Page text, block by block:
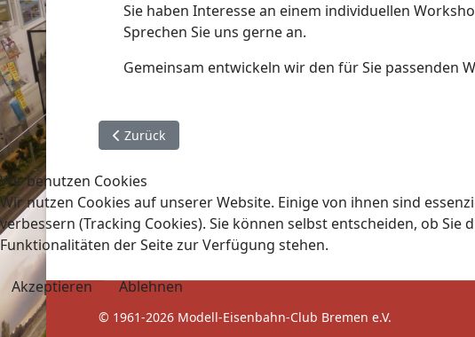
Sie haben Interesse an einem individuellen
Sprechen Sie uns gerne an.
Gemeinsam entwickeln wir den für Sie passenden
Vorheriger Beitrag: Modellbau Workshop
Zurück
© 1961-2026 Modell-Eisenbahn-Club Bremen e.V.
Wir benutzen Cookies
Wir nutzen Cookies auf unserer Website. Einige von ihnen sind
verbessern (Tracking Cookies). Sie können selbst entscheiden, ob
Funktionalitäten der Seite zur Verfügung stehen.
Akzeptieren
Ablehnen